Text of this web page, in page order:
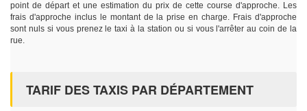
point de départ et une estimation du prix de cette course d'approche. Les
frais d'approche inclus le montant de la prise en charge. Frais d'approche
sont nuls si vous prenez le taxi à la station ou si vous l'arrêter au coin de la
rue.
TARIF DES TAXIS PAR DÉPARTEMENT